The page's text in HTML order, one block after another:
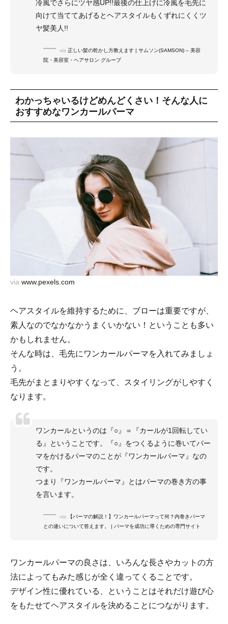
冷風でさらにツヤ感UP!!最後の仕上げに冷風を毛先に
向けて当ててあげるとヘアスタイルもくずれにくくツ
ヤ髪美人!!
via 正しい髪の乾かし方教えます | サムソン(SAMSON) – 美容
院・美容室・ヘアサロン グループ
わかっちゃいるけどめんどくさい！そんな人に
おすすめなワンカールパーマ
via www.pexels.com
ヘアスタイルを維持するために、ブローは重要ですが、
素人なのでなかなかうまくいかない！ということも多い
かもしれません。
そんな時は、毛先にワンカールパーマを入れてみましょ
う。
毛先がまとまりやすくなって、スタイリングがしやすく
なります。
ワンカールというのは『○』＝『カールが1回転してい
る』ということです。『○』をつくるように巻いてパー
マをかけるパーマのことが『ワンカールパーマ』なの
です。
つまり『ワンカールパーマ』とはパーマの巻き方の事
を言います。
via
【パーマの解説！】ワンカールパーマって何？内巻きパーマ
との違いについて答えます。 | パーマを成功に導くための専門サイト
ワンカールパーマの良さは、いろんな長さやカットの方
法によってもみた感じが全く違ってくることです。
デザイン性に優れている、ということはそれだけ遊び心
をもたせてヘアスタイルを決めることにつながります。